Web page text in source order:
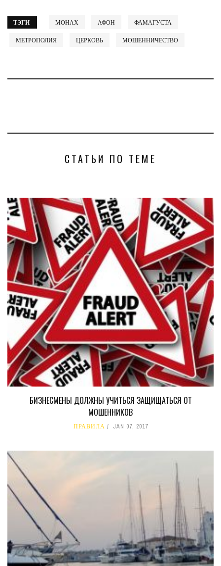
ТЭГИ МОНАХ АФОН ФАМАГУСТА
МЕТРОПОЛИЯ ЦЕРКОВЬ МОШЕННИЧЕСТВО
СТАТЬИ ПО ТЕМЕ
БИЗНЕСМЕНЫ ДОЛЖНЫ УЧИТЬСЯ ЗАЩИЩАТЬСЯ ОТ
МОШЕННИКОВ
ПРАВИЛА JAN 07, 2017